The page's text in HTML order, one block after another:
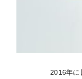
2016年に